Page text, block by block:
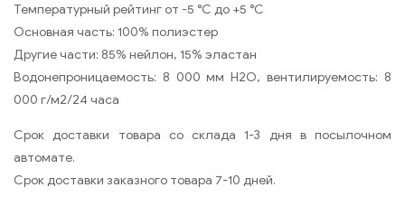
Температурный рейтинг от -5 °C до +5 °C
Основная часть: 100% полиэстер
Другие части: 85% нейлон, 15% эластан
Водонепроницаемость: 8 000 мм H2O, вентилируемость: 8
000 г/м2/24 часа
Срок доставки товара со склада 1-3 дня в посылочном
автомате.
Срок доставки заказного товара 7-10 дней.